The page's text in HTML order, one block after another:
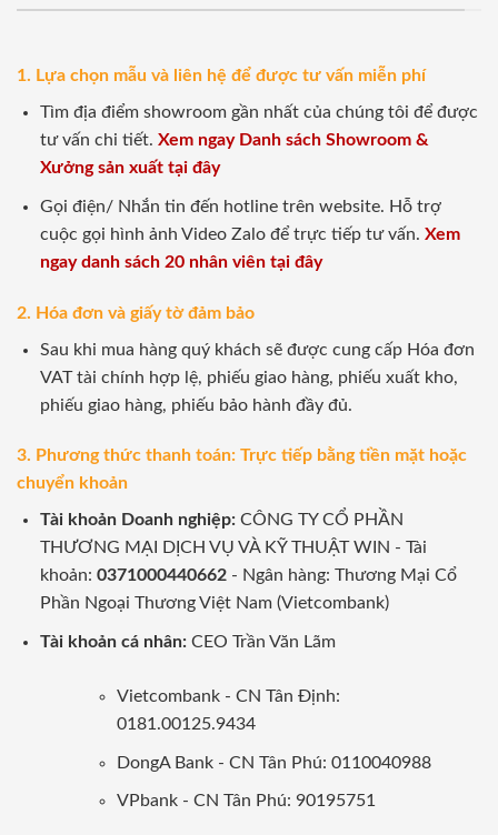
1. Lựa chọn mẫu và liên hệ để được tư vấn miễn phí
Tìm địa điểm showroom gần nhất của chúng tôi để được
tư vấn chi tiết. Xem ngay Danh sách Showroom &
Xưởng sản xuất tại đây
Gọi điện/ Nhắn tin đến hotline trên website. Hỗ trợ
cuộc gọi hình ảnh Video Zalo để trực tiếp tư vấn. Xem
ngay danh sách 20 nhân viên tại đây
2. Hóa đơn và giấy tờ đảm bảo
Sau khi mua hàng quý khách sẽ được cung cấp Hóa đơn
VAT tài chính hợp lệ, phiếu giao hàng, phiếu xuất kho,
phiếu giao hàng, phiếu bảo hành đầy đủ.
3. Phương thức thanh toán: Trực tiếp bằng tiền mặt hoặc
chuyển khoản
Tài khoản Doanh nghiệp:CÔNG TY CỔ PHẦN
THƯƠNG MẠI DỊCH VỤ VÀ KỸ THUẬT WIN - Tài
khoản: 0371000440662- Ngân hàng: Thương Mại Cổ
Phần Ngoại Thương Việt Nam (Vietcombank)
Tài khoản cá nhân: CEO Trần Văn Lãm
Vietcombank - CN Tân Định:
0181.00125.9434
DongA Bank - CN Tân Phú: 0110040988
VPbank - CN Tân Phú: 90195751